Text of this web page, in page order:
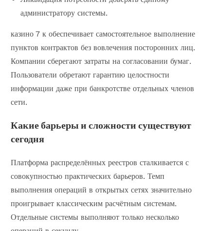
администратору системы.
казино 7 к обеспечивает самостоятельное выполнение
пунктов контрактов без вовлечения посторонних лиц.
Компании сберегают затраты на согласовании бумаг.
Пользователи обретают гарантию целостности
информации даже при банкротстве отдельных членов
сети.
Какие барьеры и сложности существуют
сегодня
Платформа распределённых реестров сталкивается с
совокупностью практических барьеров. Темп
выполнения операций в открытых сетях значительно
проигрывает классическим расчётным системам.
Отдельные системы выполняют только несколько